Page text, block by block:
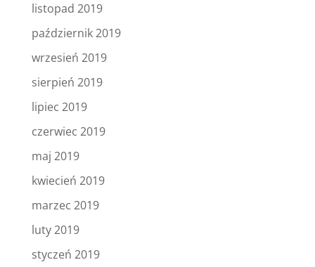
listopad 2019
październik 2019
wrzesień 2019
sierpień 2019
lipiec 2019
czerwiec 2019
maj 2019
kwiecień 2019
marzec 2019
luty 2019
styczeń 2019